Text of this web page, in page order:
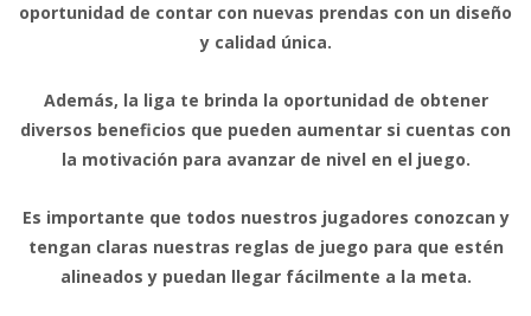
oportunidad de contar con nuevas prendas con un diseño
y calidad única.
Además, la liga te brinda la oportunidad de obtener
diversos beneficios que pueden aumentar si cuentas con
la motivación para avanzar de nivel en el juego.
Es importante que todos nuestros jugadores conozcan y
tengan claras nuestras reglas de juego para que estén
alineados y puedan llegar fácilmente a la meta.